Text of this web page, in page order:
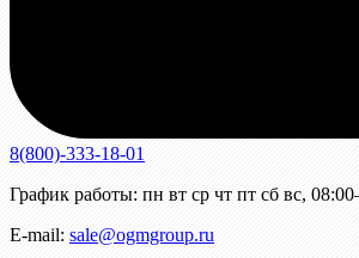
8(800)-333-18-01
График работы: пн вт ср чт пт сб вс,
E-mail: sale@ogmgroup.ru